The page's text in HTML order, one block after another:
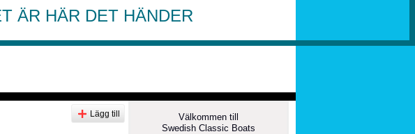
ÄR HÄR DET HÄNDER
Lägg till
Välkommen till
Swedish Classic Boats